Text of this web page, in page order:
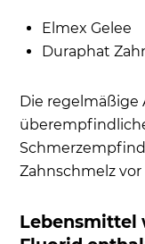
Elmex Gelee
Duraphat
Die
Zahnschmelz vor
Lebensmittel